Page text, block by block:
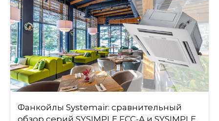
Фанкойлы Systemair: сравнительный
обзор серий SYSIMPLE FCC-A и SYSIMPLE